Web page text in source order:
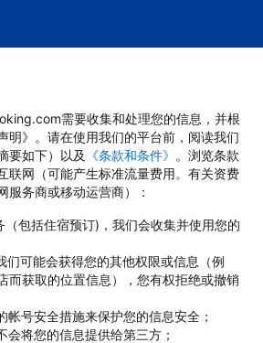
需要收集和处理您的信息，并根
明》。请在使用我们的平台前，阅读我们
要如下）以及 《条款和条件》 。浏览条款
联网（可能产生标准流量费用。有关资费
服务商或移动运营商）：
（包括住宿预订)，我们会收集并使用您的
们可能会获得您的其他权限或信息（例
而获取的位置信息），您有权拒绝或撤销
帐号安全措施来保护您的信息安全；
将您的信息提供给第三方；